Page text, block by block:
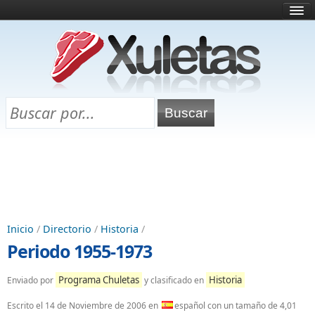
¿Qué es esto?
Directorio
Chuletas para exámenes
Inicio / Directorio / Historia /
Periodo 1955-1973
Enviado por Programa Chuletas y clasificado en Historia
Escrito el 14 de Noviembre de 2006en español con un tamaño de 4,01